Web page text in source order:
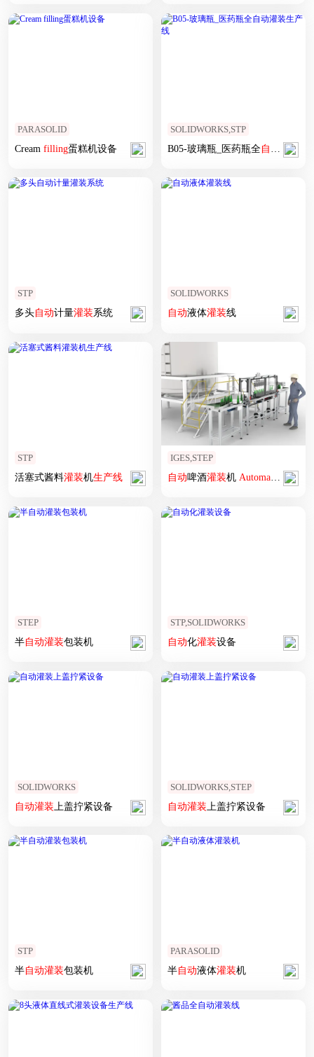
PARASOLID
Cream filling蛋糕机设备
SOLIDWORKS,STP
B05-玻璃瓶_医药瓶全自动 灌装
STP
多头自动计量灌装系统
SOLIDWORKS
自动液体灌装线
STP
活塞式酱料灌装机生产线
IGES,STEP
自动啤酒灌装机 Automatic beer
STEP
半自动灌装包装机
STP,SOLIDWORKS
自动化灌装设备
SOLIDWORKS
自动灌装 上盖拧紧设备
SOLIDWORKS,STEP
自动灌装 上盖拧紧设备
STP
半自动灌装包装机
PARASOLID
半自动液体灌装机